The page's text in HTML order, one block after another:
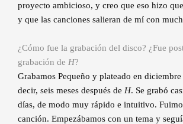
proyecto ambicioso, y creo que eso hizo
y que las canciones salieran de mí con
¿Cómo fue la grabación del disco? ¿Fue
grabación de H?
Grabamos Pequeño y plateado en
decir, seis meses después de H. Se grabó
días, de modo muy rápido e intuitivo.
canción. Empezábamos con un tema y